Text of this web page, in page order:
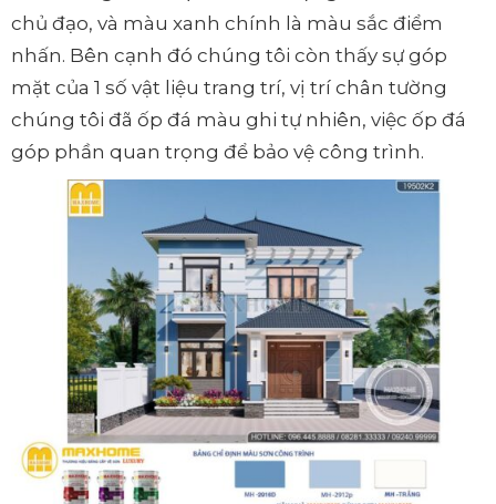
chủ đạo, và màu xanh chính là màu sắc điểm
nhấn. Bên cạnh đó chúng tôi còn thấy sự góp
mặt của 1 số vật liệu trang trí, vị trí chân tường
chúng tôi đã ốp đá màu ghi tự nhiên, việc ốp đá
góp phần quan trọng để bảo vệ công trình.